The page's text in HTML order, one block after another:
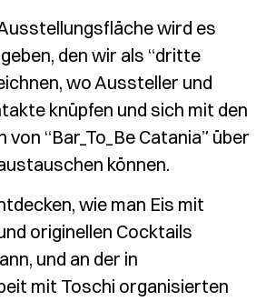
wird es
den wir als “dritte
wo Aussteller und
knüpfen und sich mit den
“Bar_To_Be Catania” über
können.
wie man Eis mit
originellen Cocktails
und an der in
mit Toschi organisierten